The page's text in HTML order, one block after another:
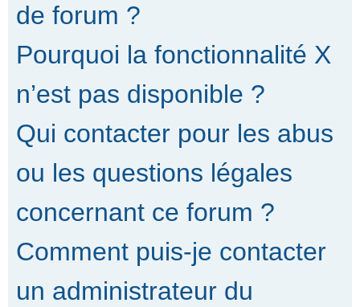
de forum ?
Pourquoi la fonctionnalité X
n’est pas disponible ?
Qui contacter pour les abus
ou les questions légales
concernant ce forum ?
Comment puis-je contacter
un administrateur du